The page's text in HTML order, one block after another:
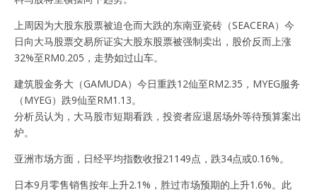
上周因为大股东股票被迫仓而大跌的东南亚瓷砖（SEACERA）今
日向大马股票交易所证实大股东股票被强制卖出，股价反而上涨
32%至RM0.205，走势如过山车。
建筑股金务大（GAMUDA）今日重跌12仙至RM2.35，MYEG服务
（MYEG）跌9仙至RM1.13。
分析员认为，大马股市短期看跌，投资者应退居场外等待预算案出
炉。
亚洲市场方面，日经平均指数收报21149点，跌34点或0.16%。
日本9月零售销售按年上升2.1%，胜过市场预期的上升1.6%。此